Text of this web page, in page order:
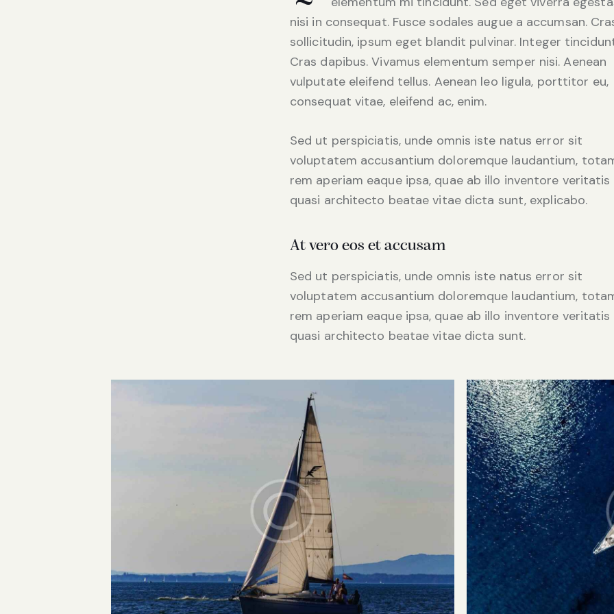
nisi in consequat. Fusce sodales augue a accumsan.
sollicitudin, ipsum eget blandit pulvinar. Integer
Cras dapibus. Vivamus elementum semper nisi. Aenean
vulputate eleifend tellus. Aenean leo ligula, porttitor eu,
consequat vitae, eleifend ac, enim.
Sed ut perspiciatis, unde omnis iste natus error sit
voluptatem accusantium doloremque laudantium,
rem aperiam eaque ipsa, quae ab illo inventore
quasi architecto beatae vitae dicta sunt, explicabo.
At vero eos et accusam
Sed ut perspiciatis, unde omnis iste natus error sit
voluptatem accusantium doloremque laudantium,
rem aperiam eaque ipsa, quae ab illo inventore
quasi architecto beatae vitae dicta sunt.